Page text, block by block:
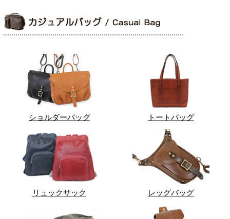
ショルダーバッグ トートバッグ
リュックサック レッグバッグ